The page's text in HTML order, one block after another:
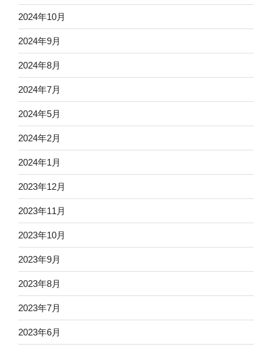
2024年10月
2024年9月
2024年8月
2024年7月
2024年5月
2024年2月
2024年1月
2023年12月
2023年11月
2023年10月
2023年9月
2023年8月
2023年7月
2023年6月